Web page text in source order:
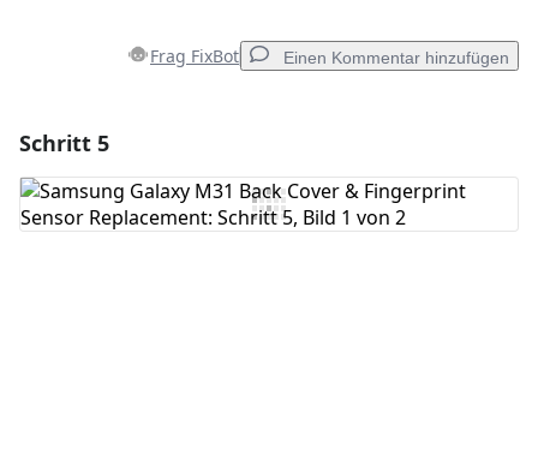
Frag FixBot Einen Kommentar hinzufügen
Kommentar hinzufügen
Schritt 5